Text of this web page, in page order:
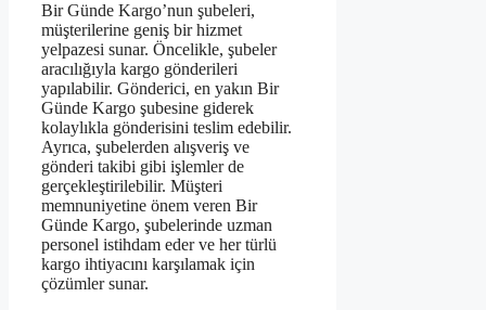
Bir Günde Kargo’nun şubeleri,
müşterilerine geniş bir hizmet
yelpazesi sunar. Öncelikle, şubeler
aracılığıyla kargo gönderileri
yapılabilir. Gönderici, en yakın Bir
Günde Kargo şubesine giderek
kolaylıkla gönderisini teslim edebilir.
Ayrıca, şubelerden alışveriş ve
gönderi takibi gibi işlemler de
gerçekleştirilebilir. Müşteri
memnuniyetine önem veren Bir
Günde Kargo, şubelerinde uzman
personel istihdam eder ve her türlü
kargo ihtiyacını karşılamak için
çözümler sunar.